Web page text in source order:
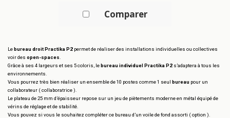
Comparer
Lebureau droit Practika P2 permet de réaliser des installations individuelles ou collectives
voir des open-spaces
Grâce à ses 4 largeurs et ses 5 coloris, lebureau individuel Practika P2 s’adaptera à tous les
environnements.
Vous pourrez très bien réaliser un ensemble de 10 postes comme 1 seul bureau pour un
collaborateur ( collaboratrice ).
Le plateau de 25 mm d’épaisseur repose sur un jeu de piètements moderne en métal équipé de
vérins de réglage et de stabilité.
Vous pouvez si vous le souhaitez compléter ce bureau d’un voile de fond assorti ( option ).